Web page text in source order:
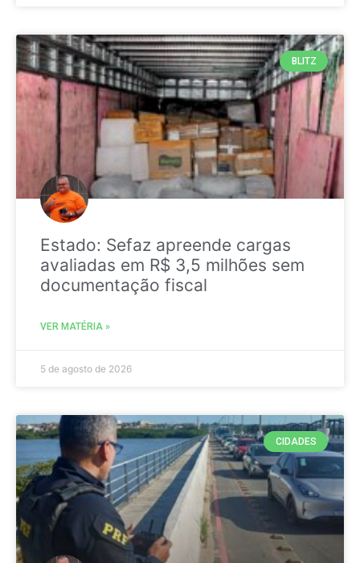
BLITZ
Estado: Sefaz apreende cargas
avaliadas em R$ 3,5 milhões sem
documentação fiscal
VER MATÉRIA »
5 de agosto de 2026
CIDADES